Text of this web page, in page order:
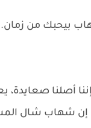
بيحبك من زمان.
إننا أصلنا
شهاب شال